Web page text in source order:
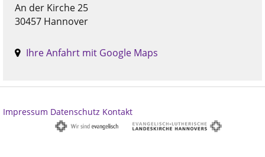
An der Kirche 25
30457 Hannover
Ihre Anfahrt mit Google Maps
Impressum Datenschutz Kontakt